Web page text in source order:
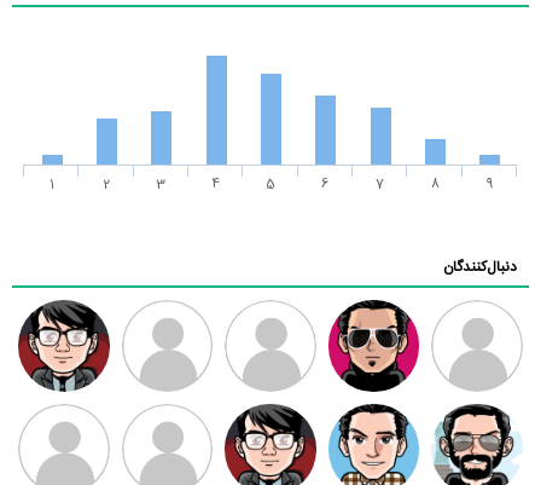
1 2 3 4 5 6 7 8 9
دنبال‌کنندگان
ممدرضا رضا کاظمی زهرا ~ ابتین
سید محمد
موسوی